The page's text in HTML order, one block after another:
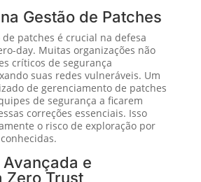
Gestão de Patches
patches é crucial na defesa
day. Muitas organizações não
críticos de segurança
suas redes vulneráveis. Um
de gerenciamento de patches
de segurança a ficarem
correções essenciais. Isso
o risco de exploração por
e
Zero Trust